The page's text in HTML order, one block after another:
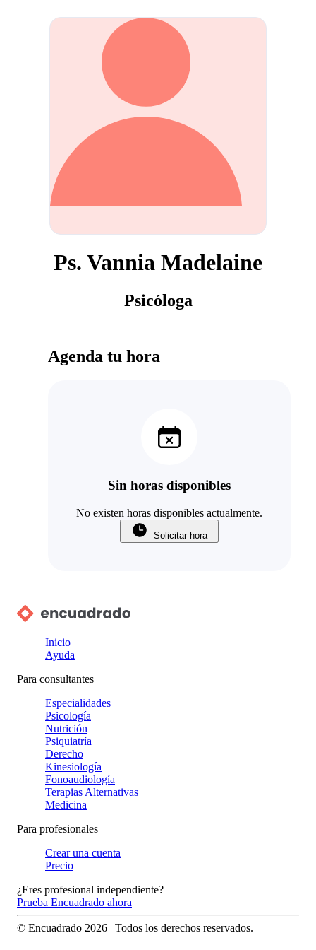
Ps. Vannia Madelaine
Psicóloga
Agenda tu hora
Sin horas disponibles
No existen horas disponibles actualmente.
Solicitar hora
Inicio
Ayuda
Para consultantes
Especialidades
Psicología
Nutrición
Psiquiatría
Derecho
Kinesiología
Fonoaudiología
Terapias Alternativas
Medicina
Para profesionales
Crear una cuenta
Precio
¿Eres profesional independiente?
Prueba Encuadrado ahora
© Encuadrado 2026 | Todos los derechos reservados.